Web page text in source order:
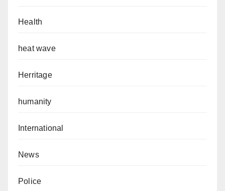
Health
heat wave
Herritage
humanity
International
News
Police